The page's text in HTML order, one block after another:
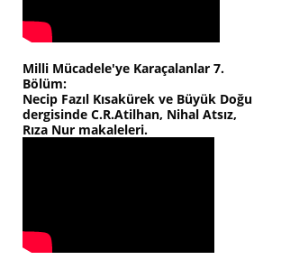
Milli Mücadele'ye Karaçalanlar 7.
Bölüm:
Necip Fazıl Kısakürek ve Büyük Doğu
dergisinde C.R.Atilhan, Nihal Atsız,
Rıza Nur makaleleri.